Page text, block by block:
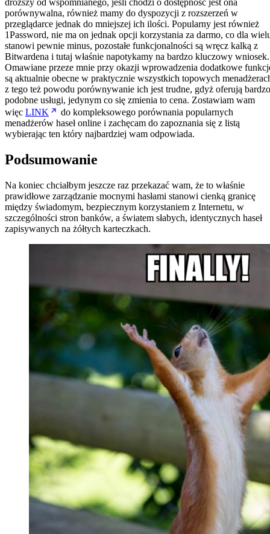
porównywalna, również mamy do dyspozycji z rozszerzeń w
przeglądarce jednak do mniejszej ich ilości. Popularny jest również
1Password, nie ma on jednak opcji korzystania za darmo, co dla
stanowi pewnie minus, pozostałe funkcjonalności są wręcz kalką z
Bitwardena i tutaj właśnie napotykamy na bardzo kluczowy wniosek.
Omawiane przeze mnie przy okazji wprowadzenia dodatkowe
są aktualnie obecne w praktycznie wszystkich topowych
z tego też powodu porównywanie ich jest trudne, gdyż oferują bardzo
podobne usługi, jedynym co się zmienia to cena. Zostawiam wam
więc LINK
do kompleksowego porównania popularnych
menadżerów haseł online i zachęcam do zapoznania się z listą
wybierając ten który najbardziej wam odpowiada.
Podsumowanie
Na koniec chciałbym jeszcze raz przekazać wam, że to właśnie
prawidłowe zarządzanie mocnymi hasłami stanowi cienką granicę
między świadomym, bezpiecznym korzystaniem z Internetu, w
szczególności stron banków, a światem słabych, identycznych haseł
zapisywanych na żółtych karteczkach.